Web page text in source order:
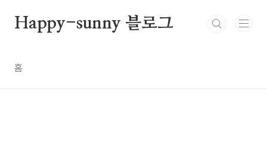
Happy-sunny 블로그
홈